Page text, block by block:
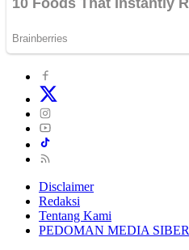
Disclaimer
Redaksi
Tentang Kami
PEDOMAN MEDIA SIBER